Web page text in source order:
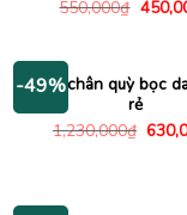
550,000₫ Giá
-49%
Ghế chân quỳ bọc
rẻ
1,230,000₫ Giá